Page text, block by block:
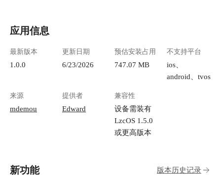
应用信息
最新版本
1.0.0
更新日期
6/23/2026
预估安装占用
747.07 MB
不支持平台
ios、
android、tvos
来源
mdemou
提供者
Edward
兼容性
设备需装有
LzcOS 1.5.0
或更高版本
新功能 版本历史记录